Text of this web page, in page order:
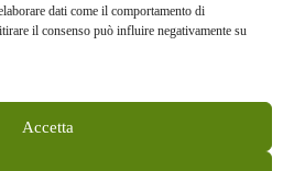
dati come il comportamento di
il consenso può influire negativamente su
Accetta